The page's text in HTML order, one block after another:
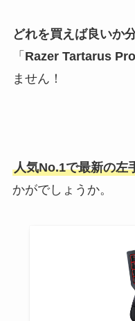
どれを買えば良いか
「 Razer Tartarus Pro
ません！
人気No.1で最新の左
かがでしょうか。